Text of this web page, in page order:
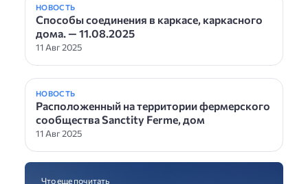
НОВОСТЬ
Способы соединения в каркасе, каркасного
дома. — 11.08.2025
11 Авг 2025
НОВОСТЬ
Расположенный на территории фермерского
сообщества Sanctity Ferme, дом
11 Авг 2025
Что еще почитать